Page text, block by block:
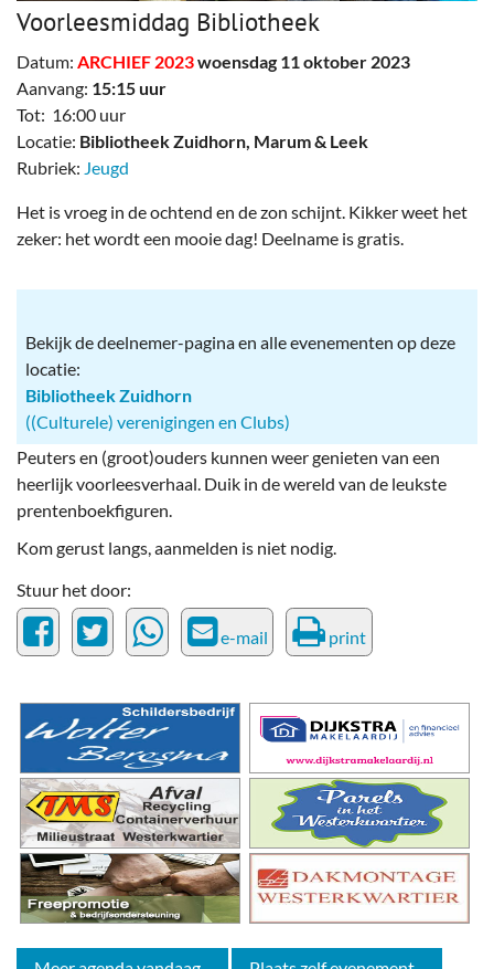
Voorleesmiddag Bibliotheek
Datum: ARCHIEF 2023woensdag 11 oktober 2023
Aanvang: 15:15 uur
Tot: 16:00 uur
Locatie: Bibliotheek Zuidhorn, Marum & Leek
Rubriek: Jeugd
Het is vroeg in de ochtend en de zon schijnt. Kikker weet het
zeker: het wordt een mooie dag! Deelname is gratis.
Bekijk de deelnemer-pagina en alle evenementen op deze
locatie:
Bibliotheek Zuidhorn
((Culturele) verenigingen en Clubs)
Peuters en (groot)ouders kunnen weer genieten van een
heerlijk voorleesverhaal. Duik in de wereld van de leukste
prentenboekfiguren.
Kom gerust langs, aanmelden is niet nodig.
Stuur het door:
e-mail print